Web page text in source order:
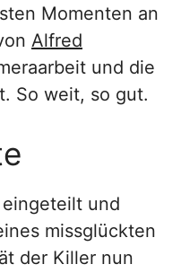
Momenten an
Alfred
und die
So weit, so gut.
und
missglückten
der Killer nun